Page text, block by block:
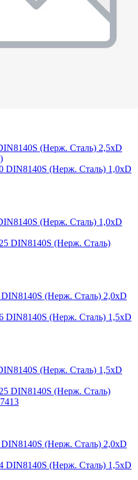
(Нерж. Сталь) 2,5xD
(Нерж. Сталь) 1,0xD
DIN8140S (Нерж. Сталь) 2,0xD
(Нерж. Сталь) 1,5xD
DIN8140S (Нерж. Сталь) 2,0xD